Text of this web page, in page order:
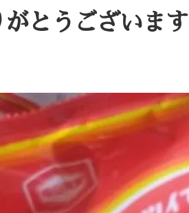
とうございます